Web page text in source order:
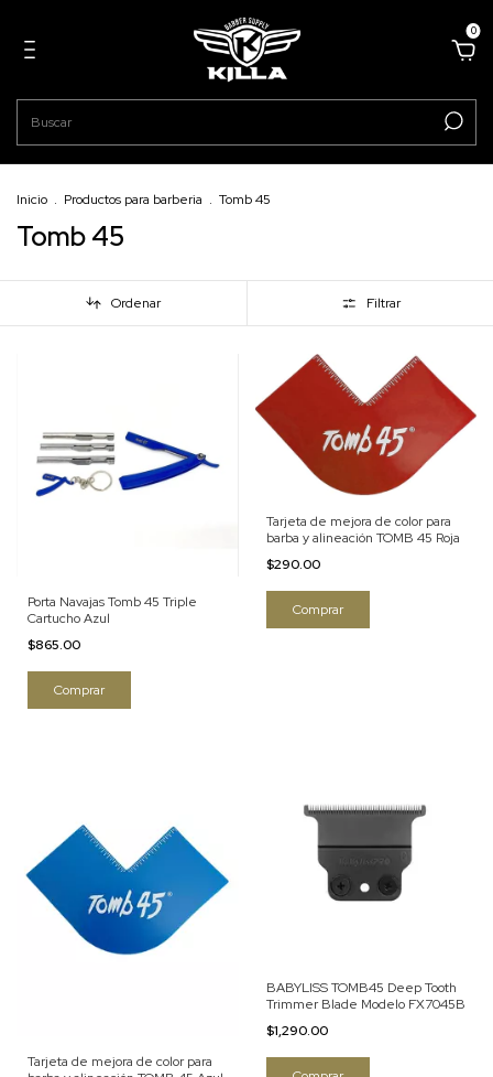
0
Inicio . Productos para barberia . Tomb 45
Tomb 45
Ordenar Filtrar
Porta Navajas Tomb 45 Triple
Cartucho Azul
$865.00
Tarjeta de mejora de color para
barba y alineación TOMB 45 Roja
$290.00
Tarjeta de mejora de color para
BABYLISS TOMB45 Deep Tooth
Trimmer Blade Modelo FX7045B
$1,290.00